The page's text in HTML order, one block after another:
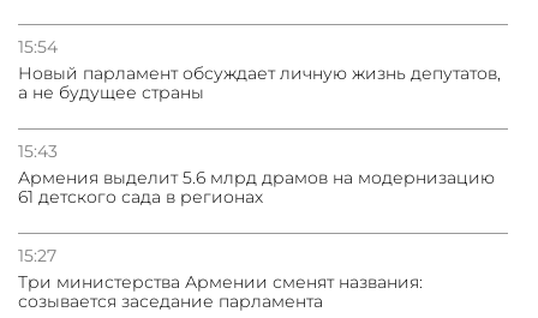
15:54
Новый парламент обсуждает личную жизнь депутатов,
а не будущее страны
15:43
Армения выделит 5.6 млрд драмов на модернизацию
61 детского сада в регионах
15:27
Три министерства Армении сменят названия:
созывается заседание парламента